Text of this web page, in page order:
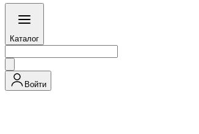
Каталог
Войти